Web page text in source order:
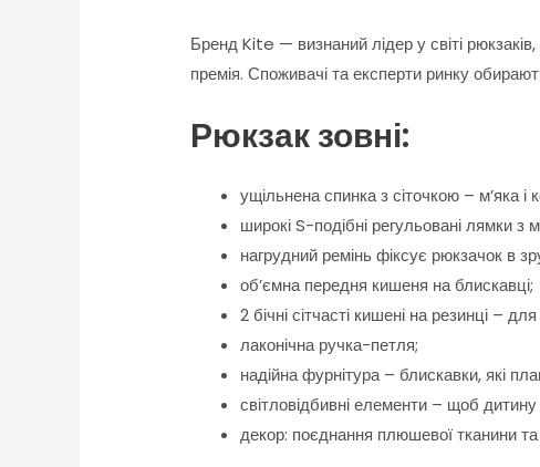
Бренд Kite — визнаний лідер у світі
премія. Споживачі та експерти ринку
Рюкзак зовні:
ущільнена спинка з сіточкою – м’яка і
широкі S-подібні регульовані лямки з
нагрудний ремінь фіксує рюкзачок в
об’ємна передня кишеня на блискавці;
2 бічні сітчасті кишені на резинці –
лаконічна ручка-петля;
надійна фурнітура – блискавки, які
світловідбивні елементи – щоб
декор: поєднання плюшевої тканини